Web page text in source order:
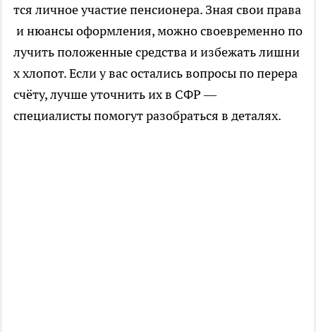
тся личное участие пенсионера. Зная свои права
и нюансы оформления, можно своевременно по
лучить положенные средства и избежать лишни
х хлопот. Если у вас остались вопросы по перера
счёту, лучше уточнить их в СФР —
специалисты помогут разобраться в деталях.